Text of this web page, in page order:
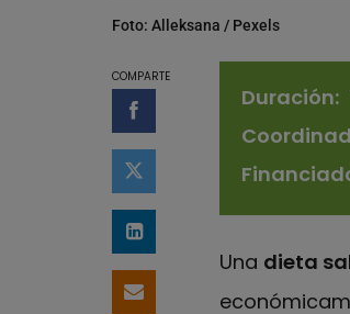
Foto: Alleksana / Pexels
COMPARTE
Compartir en
Compartir en Twitter
Compartir en LinkedIn
Compartir por email
Duración
Una dieta